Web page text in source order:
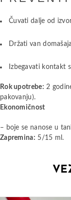
Čuvati dalje od
Držati van
Izbegavati kontakt
Rok upotrebe: 2
pakovanju).
Ekonomičnost
– boje se nanose u
Zapremina: 5/15 ml.